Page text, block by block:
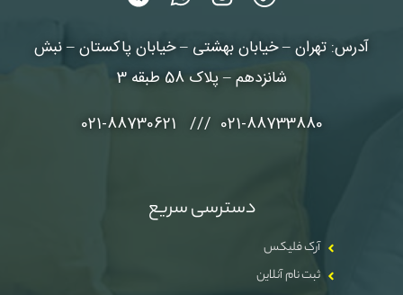
آدرس: تهران – خیابان بهشتی – خیابان پاکستان – نبش
شانزدهم – پلاک 58 طبقه 3
021-88733880 /// 021-88730621
دسترسی سریع
آرک فلیکس
ثبت نام آنلاین